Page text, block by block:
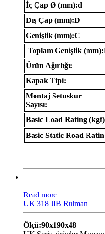
İç Çap Ø (mm):d
Dış Çap (mm):D
Genişlik (mm):C
Toplam Genişlik
Ürün Ağırlığı:
Kapak Tipi:
Montaj Setuskur
Sayısı:
Basic Load Rating (kgf)
Basic Static Road
Read more
UK 318 JIB Rulman
Ölçü:90x190x48